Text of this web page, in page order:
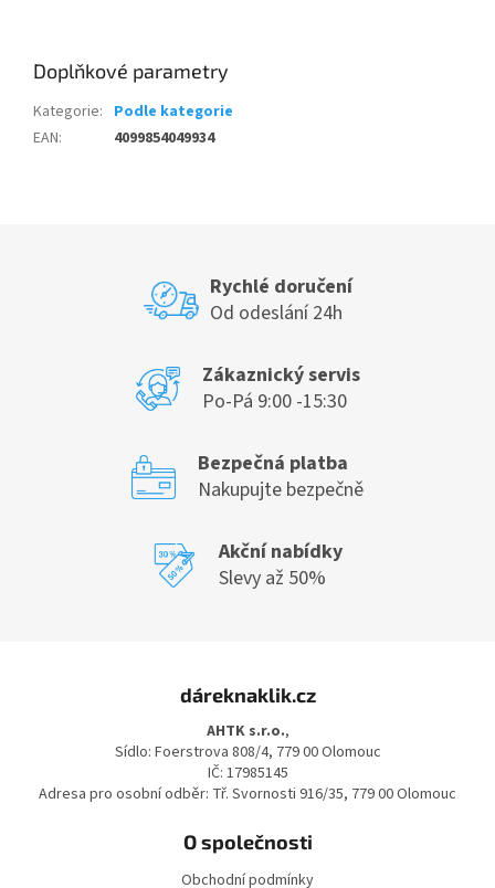
Doplňkové parametry
Kategorie: Podle kategorie
EAN: 4099854049934
Rychlé doručení
Od odeslání 24h
Zákaznický servis
Po-Pá 9:00 -15:30
Bezpečná platba
Nakupujte bezpečně
Akční nabídky
Slevy až 50%
dáreknaklik.cz
AHTK s.r.o.,
Sídlo: Foerstrova 808/4, 779 00 Olomouc
IČ: 17985145
Adresa pro osobní odběr: Tř. Svornosti 916/35, 779 00 Olomouc
O společnosti
Obchodní podmínky